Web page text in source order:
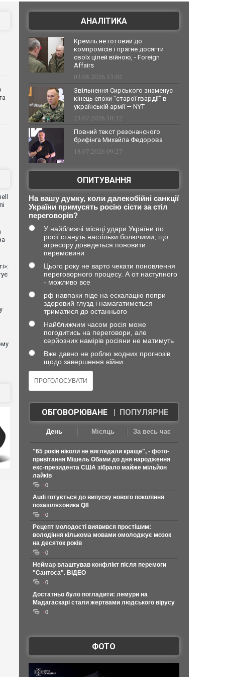
АНАЛІТИКА
Кремль не готовий до
компромісів і прагне досягти
своїх цілей війною, - Foreign
Affairs
03.08.2026 13:02
Звільнення Сирського знаменує
кінець епохи "старої гвардії" в
українській армії — NYT
23.07.2026 10:32
Повний текст резонансного
брифінга Михайла Федорова
18.07.2026 09:27
ОПИТУВАННЯ
На вашу думку, коли далекобійні санкції
України примусять росію сісти за стіл
переговорів?
У найближчі місяці удари України по
росії стануть настільки болючими, що
агресору доведеться поновити
перемовини
Цього року не варто чекати поновлення
переговорного процесу. А от наступного
- можливо все
рф навпаки піде на ескалацію попри
здоровий глузд і намагатиметься
триматися до останнього
Найближчим часом росія може
погодитись на переговори, але
серйозних намірів росіяни не матимуть
Вже давно не роблю жодних прогнозів
щодо завершення війни
ОБГОВОРЮВАНЕ| ПОПУЛЯРНЕ
День Місяць За весь час
"65 років ніколи не виглядали краще", - фото-
привітання Мішель Обами до дня народження
екс-президента США зібрало майже мільйон
лайків
0
Audi готується до випуску нового покоління
позашляховика Q8
0
Рецепт молодості виявився простішим:
володіння кількома мовами омолоджує мозок
на десяток років
0
Неймар влаштував конфлікт після перемоги
"Сантоса". ВІДЕО
0
Достатньо було погладити: лемури на
Мадагаскарі стали жертвами людського вірусу
0
ФОТО